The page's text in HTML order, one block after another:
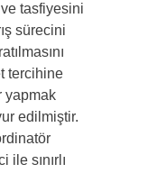
ve tasfiyesini
sürecini
tercihine
yapmak
edilmiştir.
sınırlı